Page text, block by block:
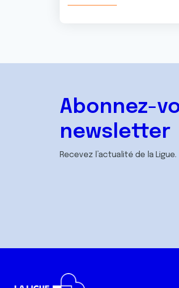
Abonnez-
newsletter
Recevez l’actualité de la Ligue.